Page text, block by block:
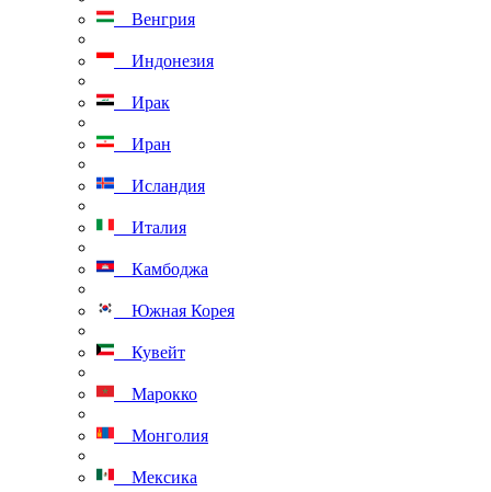
Венгрия
Индонезия
Ирак
Иран
Исландия
Италия
Камбоджа
Южная Корея
Кувейт
Марокко
Монголия
Мексика